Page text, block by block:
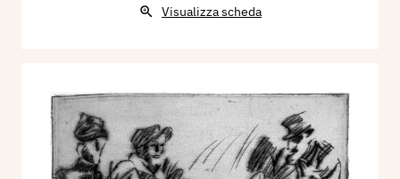
Visualizza scheda